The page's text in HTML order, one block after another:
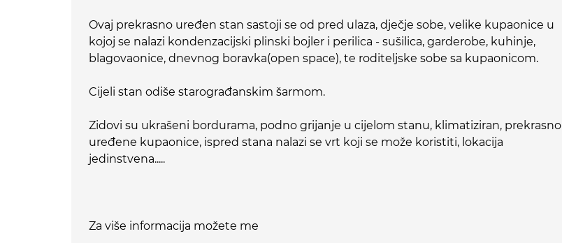
Ovaj prekrasno uređen stan sastoji se od pred ulaza, dječje sobe, velike kupaonice u
kojoj se nalazi kondenzacijski plinski bojler i perilica - sušilica, garderobe, kuhinje,
blagovaonice, dnevnog boravka(open space), te roditeljske sobe sa kupaonicom.
Cijeli stan odiše starograđanskim šarmom.
Zidovi su ukrašeni bordurama, podno grijanje u cijelom stanu, klimatiziran, prekrasno
uređene kupaonice, ispred stana nalazi se vrt koji se može koristiti, lokacija
jedinstvena.....
Za više informacija možete me